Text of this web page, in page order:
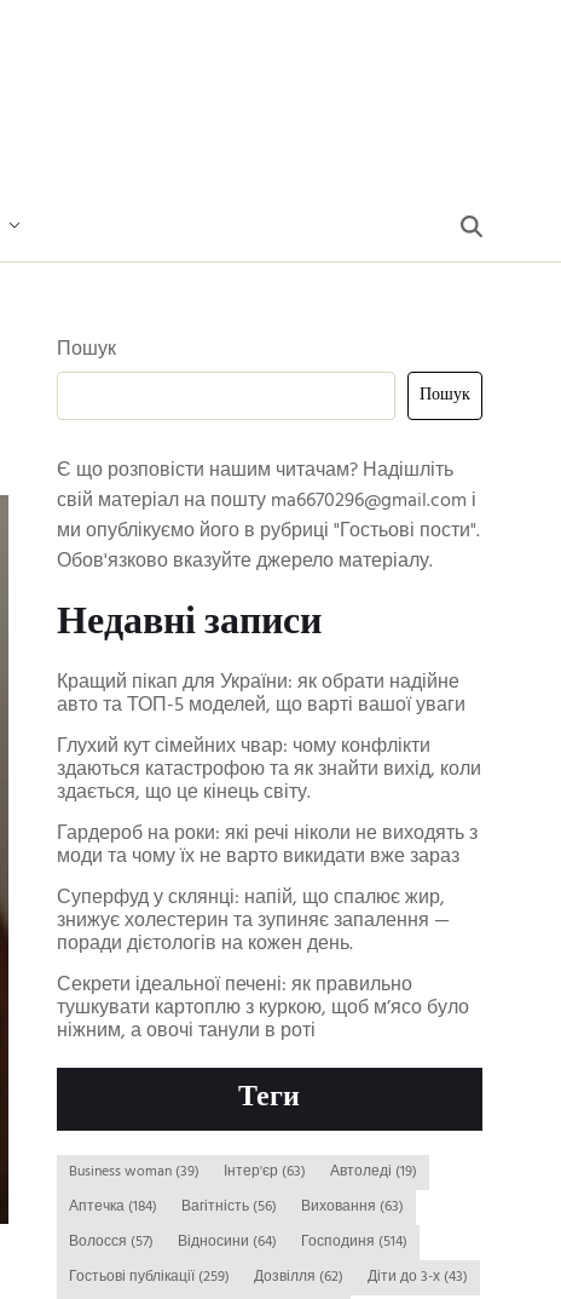
Пошук
Пошук
Є що розповісти нашим читачам? Надішліть
свій матеріал на поштуma6670296@gmail.com і
ми опублікуємо його в рубриці "Гостьові пости".
Обов'язково вказуйте джерело матеріалу.
Недавні записи
Кращий пікап для України: як обрати надійне
авто та ТОП-5 моделей, що варті вашої уваги
Глухий кут сімейних чвар: чому конфлікти
здаються катастрофою та як знайти вихід, коли
здається, що це кінець світу.
Гардероб на роки: які речі ніколи не виходять з
моди та чому їх не варто викидати вже зараз
Суперфуд у склянці: напій, що спалює жир,
знижує холестерин та зупиняє запалення —
поради дієтологів на кожен день.
Секрети ідеальної печені: як правильно
тушкувати картоплю з куркою, щоб м’ясо було
ніжним, а овочі танули в роті
Теги
Business woman(39) Інтер'єр (63) Автоледі (19)
Аптечка(184) Вагітність(56) Виховання (63)
Волосся (57) Відносини (64) Господиня (514)
Гостьові публікації(259) Дозвілля (62) Діти до 3-х(43)